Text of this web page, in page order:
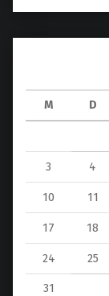
M D
3 4
10 11
17 18
24 25
31